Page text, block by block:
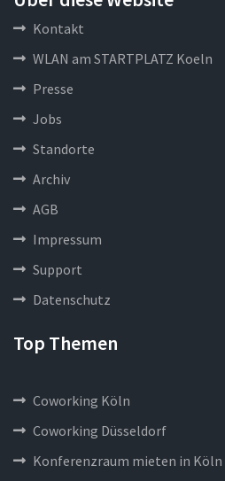
Kontakt
WLAN am STARTPLATZ Koeln
Presse
Jobs
Standorte
Archiv
AGB
Impressum
Support
Datenschutz
Top Themen
Coworking Köln
Coworking Düsseldorf
Konferenzraum mieten in Köln